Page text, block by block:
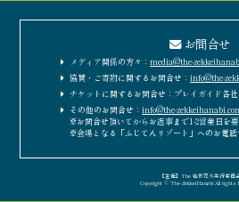
お問合せ
メディア関係の方々：media@the-
協賛・ご寄附に関するお問合せ：info@the-
チケットに関するお問合せ：プレイガイド各社
その他のお問合せ：info@the-
※お問合せ頂いてからお返事まで1-2営業日を要
※会場となる「ふじてんリゾート」へのお電話
［主催］The 絶景花火実行委員会
Copyright © The-ZekkeiHanabi All rights